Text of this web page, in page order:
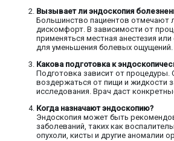
Вызывает ли эндоскопия
Большинство пациентов отмечают
дискомфорт. В зависимости от
применяться местная анестезия
для уменьшения болевых ощущений.
Какова подготовка к
Подготовка зависит от процедуры.
воздержаться от пищи и жидкости
исследования. Врач даст
Когда назначают эндоскопию?
Эндоскопия может быть
заболеваний, таких как
опухоли, кисты и другие аномалии